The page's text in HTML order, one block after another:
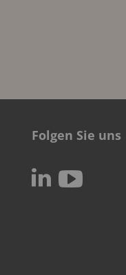
Folgen Sie uns
N c